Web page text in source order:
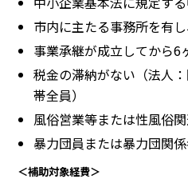
市内に主たる事務所を有
事業承継が成立してから6
税金の滞納がない（法人
帯全員）
風俗営業等または性風俗
暴力団員または暴力団関
＜補助対象経費＞